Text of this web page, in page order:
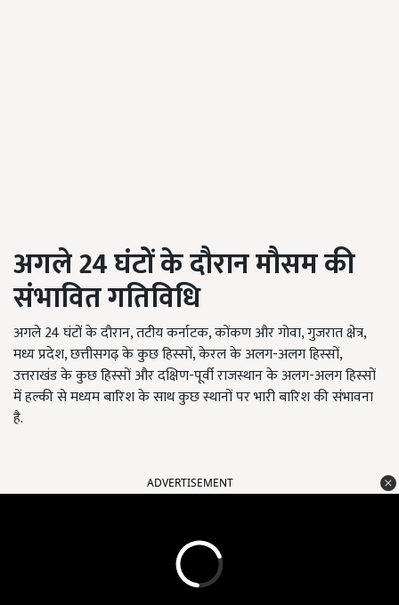
अगले24घंटों के दौरान मौसम की
संभावित गतिविधि
अगले 24 घंटों के दौरान, तटीय कर्नाटक, कोंकण और गोवा, गुजरात क्षेत्र,
मध्य प्रदेश, छत्तीसगढ़ के कुछ हिस्सों, केरल के अलग-अलग हिस्सों,
उत्तराखंड के कुछ हिस्सों और दक्षिण-पूर्वी राजस्थान के अलग-अलग हिस्सों
में हल्की से मध्यम बारिश के साथ कुछ स्थानों पर भारी बारिश की संभावना
है.
ADVERTISEMENT